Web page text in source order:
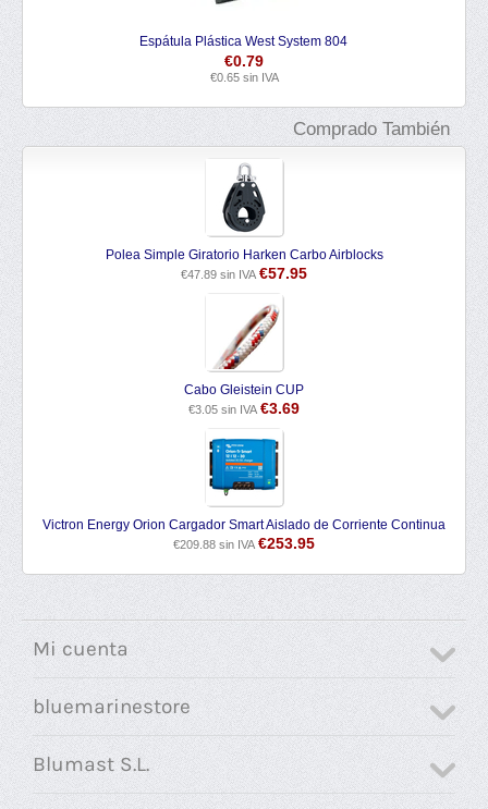
Espátula Plástica West System 804
€0.79
€0.65sin IVA
Comprado También
Polea Simple Giratorio Harken Carbo Airblocks
€47.89 sin IVA €57.95
Cabo Gleistein CUP
€3.05 sin IVA €3.69
Victron Energy Orion Cargador Smart Aislado de Corriente Continua
€209.88 sin IVA €253.95
Mi cuenta
bluemarinestore
Blumast S.L.